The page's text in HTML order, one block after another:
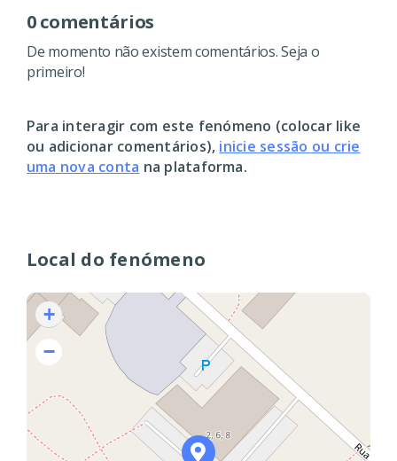
Local do fenómeno
+
−
0 comentários
De momento não existem comentários. Seja o
primeiro!
Para interagir com este fenómeno (colocar like
ou adicionar comentários), inicie sessão ou crie
uma nova conta na plataforma.